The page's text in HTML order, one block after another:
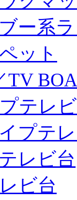
ー系
ット
TV
テレ
プテ
レビ台
ビ台